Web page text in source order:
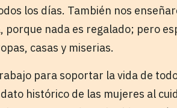
los días. También nos
porque nada es regalado; pero
casas y miserias.
para soportar la vida de
histórico de las mujeres al